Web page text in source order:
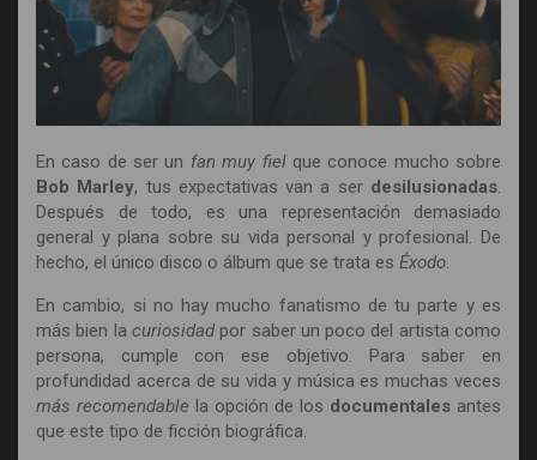
En caso de ser un fan muy fielque conoce mucho sobre
Bob Marley, tus expectativas van a ser desilusionadas.
Después de todo, es una representación demasiado
general y plana sobre su vida personal y profesional. De
hecho, el único disco o álbum que se trata es Éxodo.
En cambio, si no hay mucho fanatismo de tu parte y es
más bien la curiosidadpor saber un poco del artista como
persona, cumple con ese objetivo. Para saber en
profundidad acerca de su vida y música es muchas veces
más recomendable la opción de los documentales antes
que este tipo de ficción biográfica.